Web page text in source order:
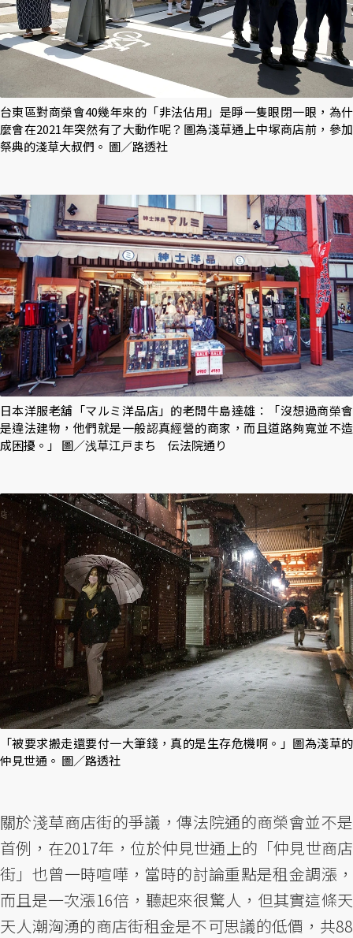
台東區對商榮會40幾年來的「非法佔用」是睜一隻眼閉一眼，為什
麼會在2021年突然有了大動作呢？圖為淺草通上中塚商店前，參加
祭典的淺草大叔們。 圖／路透社
日本洋服老舖「マルミ洋品店」的老闆牛島達雄：「沒想過商榮會
是違法建物，他們就是一般認真經營的商家，而且道路夠寬並不造
成困擾。」 圖／浅草江戸まち 伝法院通り
「被要求搬走還要付一大筆錢，真的是生存危機啊。」圖為淺草的
仲見世通。 圖／路透社
關於淺草商店街的爭議，傳法院通的商榮會並不是
首例，在2017年，位於仲見世通上的「仲見世商店
街」也曾一時喧嘩，當時的討論重點是租金調漲，
而且是一次漲16倍，聽起來很驚人，但其實這條天
天人潮洶湧的商店街租金是不可思議的低價，共88